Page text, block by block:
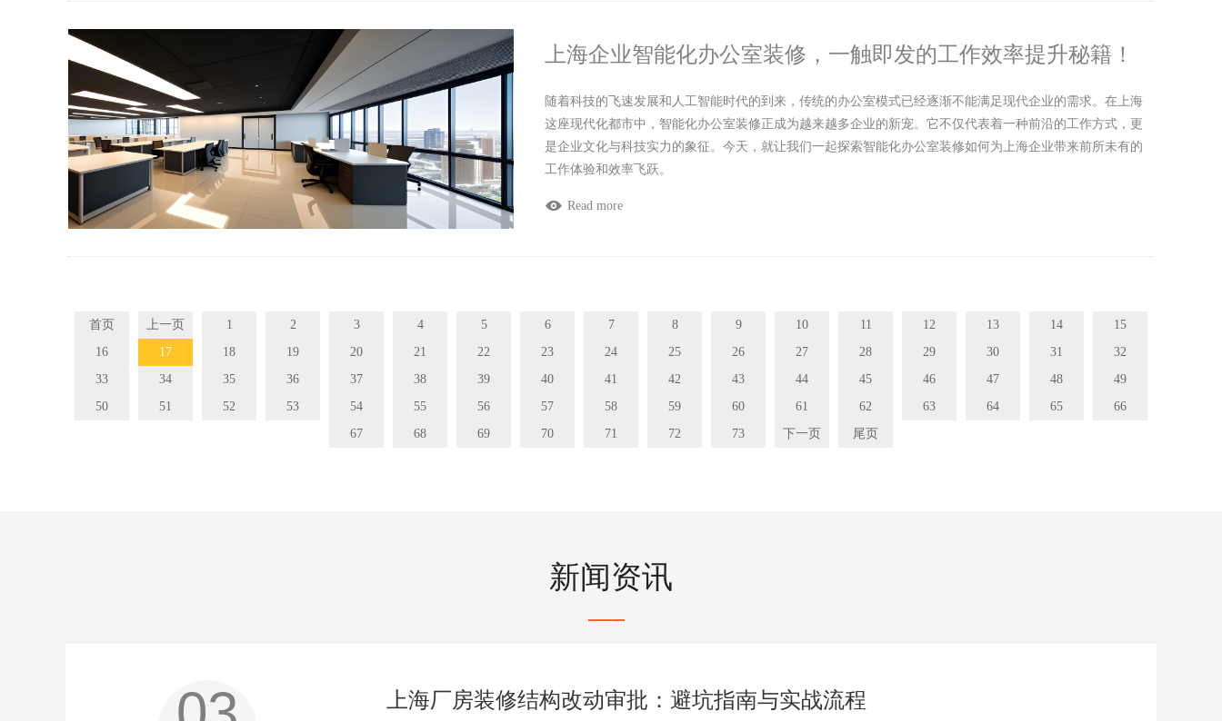
上海企业智能化办公室装修，一触即发的工作效率提升秘籍！
随着科技的飞速发展和人工智能时代的到来，传统的办公室模式已经逐渐不能满足现代企业的需求。在上海
这座现代化都市中，智能化办公室装修正成为越来越多企业的新宠。它不仅代表着一种前沿的工作方式，更
是企业文化与科技实力的象征。今天，就让我们一起探索智能化办公室装修如何为上海企业带来前所未有的
工作体验和效率飞跃。
Read more
首页 上一页 1 2 3 4 5 6 7 8 9 10 11 12 13 14
15
16
17 18 19 20 21 22 23 24 25 26 27 28 29 30 31
32
33
34 35 36 37 38 39 40 41 42 43 44 45 46 47 48
49
50
51 52 53 54 55 56 57 58 59 60 61 62 63 64 65
66
67
68 69 70 71 72 73 下一页 尾页
新闻资讯
上海厂房装修结构改动审批：避坑指南与实战流程